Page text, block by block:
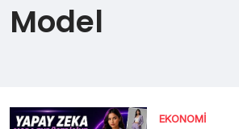
Model
EKONOMI